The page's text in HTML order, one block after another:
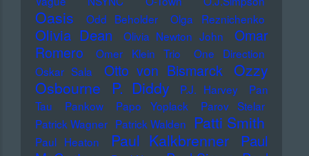
Oasis Odd Beholder Olga Reznichenko
Olivia Dean Olivia Newton John
Omar
Romero
Omer Klein Trio
One Direction
Oskar Sala
Otto von Bismarck Ozzy
Osbourne
P. Diddy P.J. Harvey
Pan
Tau
Pankow Papo Yoplack
Parov Stelar
Patrick Wagner Patrick Walden Patti Smith
Paul Heaton Paul Kalkbrenner
Paul